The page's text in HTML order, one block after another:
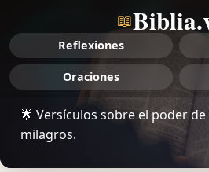
📖
Reflexiones
Oraciones
🌟 Versículos sobre el poder
milagros.